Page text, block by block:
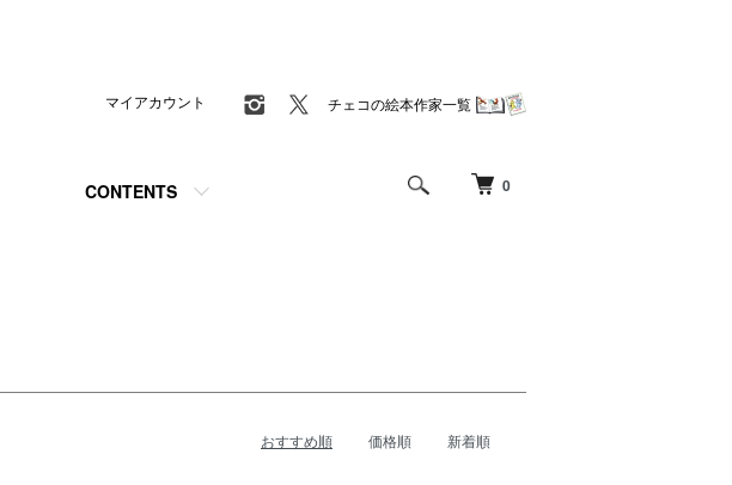
0
CONTENTS
マイアカウント チェコの絵本作家一覧
おすすめ順 価格順 新着順